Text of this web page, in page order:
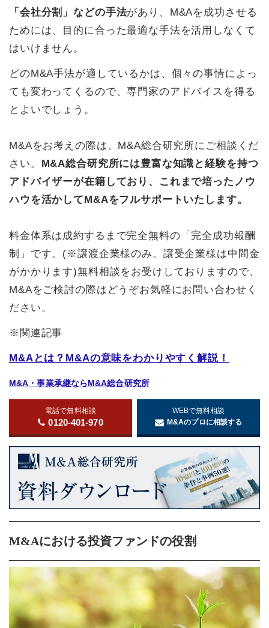
「会社分割」などの手法があり、M&Aを成功させる
ためには、目的に合った最適な手法を活用しなくて
はいけません。
どのM&A手法が適しているかは、個々の事情によっ
ても変わってくるので、専門家のアドバイスを得る
とよいでしょう。
M&Aをお考えの際は、M&A総合研究所にご相談くだ
さい。
M&A総合研究所には豊富な知識と経験を持つ
アドバイザーが在籍しており、これまで培ったノウ
ハウを活かしてM&Aをフルサポートいたします。
料金体系は成約するまで完全無料の「完全成功報酬
制」です。(※譲渡企業様のみ。譲受企業様は中間金
がかかります)無料相談をお受けしておりますので、
M&Aをご検討の際はどうぞお気軽にお問い合わせく
ださい。
※関連記事
M&Aとは？M&Aの意味をわかりやすく解説！
M&A・事業承継ならM&A総合研究所
電話で無料相談
0120-401-970
WEBで無料相談
M&Aのプロに相談する
M&Aにおける投資ファンドの役割